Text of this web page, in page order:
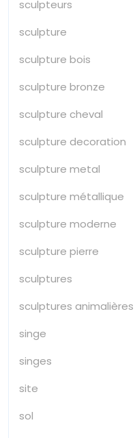
sculpteurs
sculpture
sculpture bois
sculpture bronze
sculpture cheval
sculpture decoration
sculpture metal
sculpture métallique
sculpture moderne
sculpture pierre
sculptures
sculptures animalières
singe
singes
site
sol